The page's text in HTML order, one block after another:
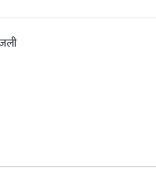
पराभव